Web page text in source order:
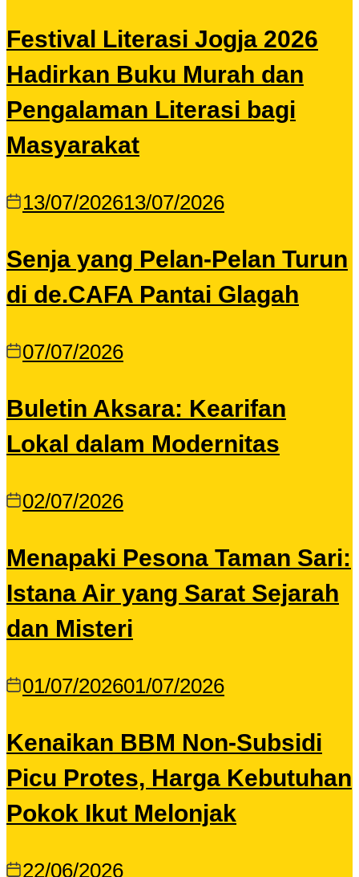
Festival Literasi Jogja 2026
Hadirkan Buku Murah dan
Pengalaman Literasi bagi
Masyarakat
13/07/202613/07/2026
Senja yang Pelan-Pelan Turun
di de.CAFA Pantai Glagah
07/07/2026
Buletin Aksara: Kearifan
Lokal dalam Modernitas
02/07/2026
Menapaki Pesona Taman Sari:
Istana Air yang Sarat Sejarah
dan Misteri
01/07/202601/07/2026
Kenaikan BBM Non-Subsidi
Picu Protes, Harga Kebutuhan
Pokok Ikut Melonjak
22/06/2026